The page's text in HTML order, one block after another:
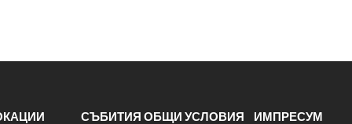
СЪБИТИЯ ОБЩИ УСЛОВИЯ ИМПРЕСУМ